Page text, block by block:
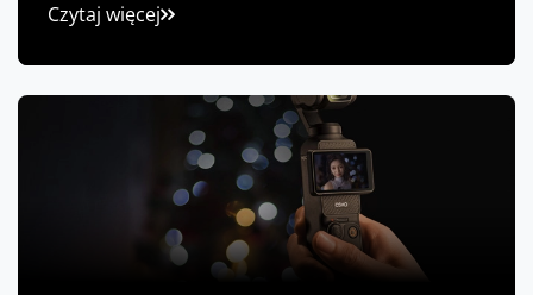
Czytaj więcej